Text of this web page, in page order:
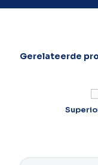
Gerelateerde